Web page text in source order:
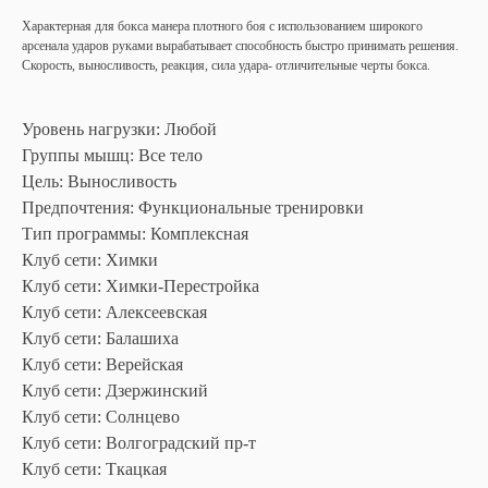
Характерная для бокса манера плотного боя с использованием широкого
арсенала ударов руками вырабатывает способность быстро принимать решения.
Скорость, выносливость, реакция, сила удара- отличительные черты бокса.
Уровень нагрузки: Любой
Группы мышц: Все тело
Цель: Выносливость
Предпочтения: Функциональные тренировки
Тип программы: Комплексная
Клуб сети: Химки
Клуб сети: Химки-Перестройка
Клуб сети: Алексеевская
Клуб сети: Балашиха
Клуб сети: Верейская
Клуб сети: Дзержинский
Клуб сети: Солнцево
Клуб сети: Волгоградский пр-т
Клуб сети: Ткацкая